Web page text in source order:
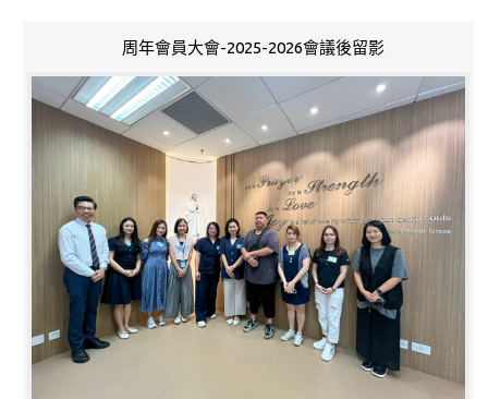
周年會員大會-2025-2026會議後留影